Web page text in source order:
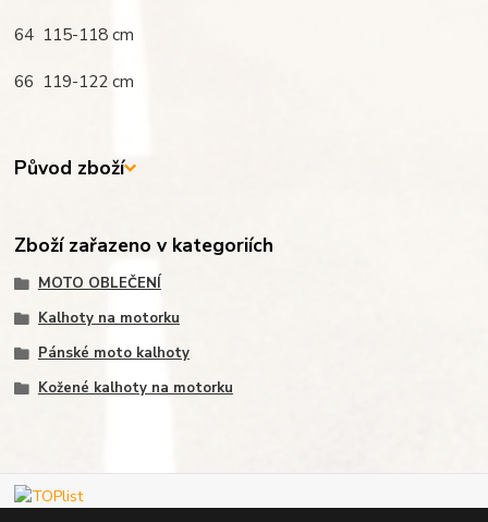
64 115-118 cm
66 119-122 cm
Původ zboží
Zboží zařazeno v kategoriích
MOTO OBLEČENÍ
Kalhoty na motorku
Pánské moto kalhoty
Kožené kalhoty na motorku